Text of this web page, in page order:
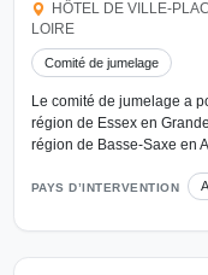
HÔTEL DE VILLE-
LOIRE
Comité de jumelage
Le comité de jumelage a
région de Essex en
région de Basse-Saxe en
PAYS D’INTERVENTION